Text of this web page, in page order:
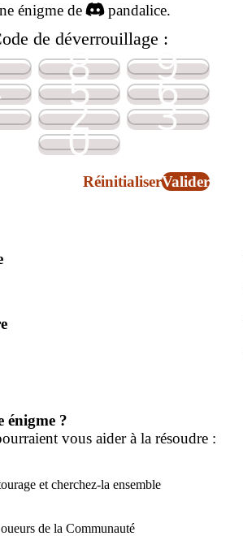
énigme de pandalice.
de déverrouillage :
8 9
5 6
2 3
0
RéinitialiserValider
énigme ?
vous aider à la résoudre :
et cherchez-la ensemble
de la Communauté